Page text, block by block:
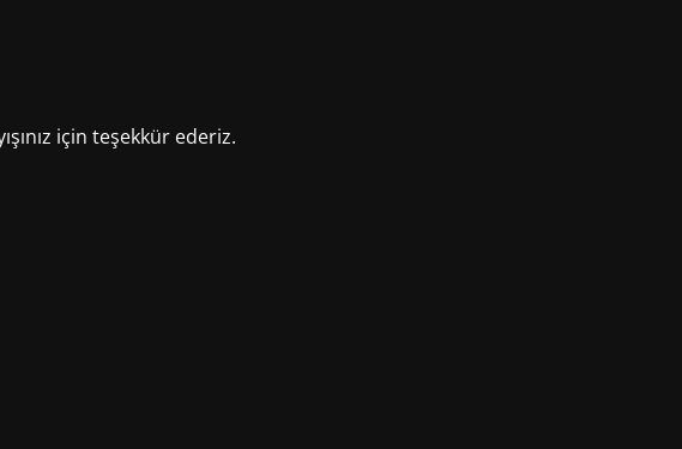
için teşekkür ederiz.